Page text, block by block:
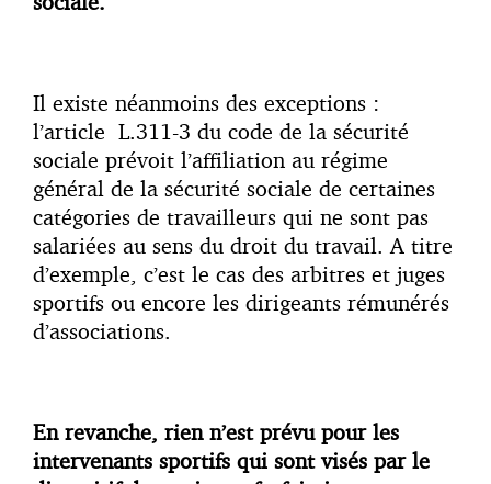
Il existe néanmoins des exceptions :
l’article L.311-3 du code de la sécurité
sociale prévoit l’affiliation au régime
général de la sécurité sociale de certaines
catégories de travailleurs qui ne sont pas
salariées au sens du droit du travail. A titre
d’exemple, c’est le cas des arbitres et juges
sportifs ou encore les dirigeants rémunérés
d’associations.
En revanche, rien n’est prévu pour les
intervenants sportifs qui sont visés par le